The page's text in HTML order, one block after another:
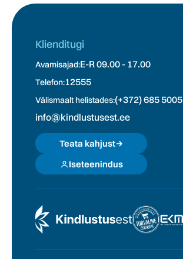
Klienditugi
Avamisajad:E-R 09.00 - 17.00
Telefon:12555
Välismaalt helistades:(+372) 685 5005
info@kindlustusest.ee
Teata kahjust
Iseteenindus